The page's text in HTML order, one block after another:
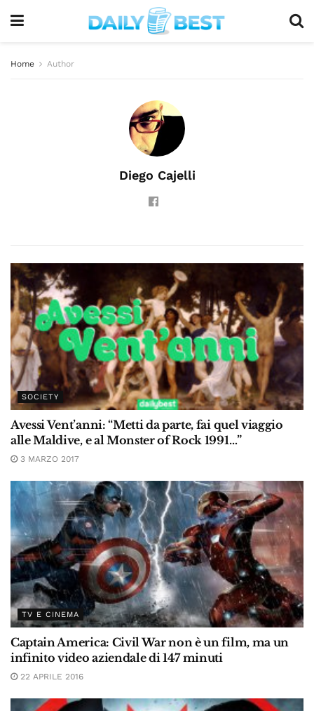
Home Author
Diego Cajelli
SOCIETY
Avessi Vent’anni: “Metti da parte, fai quel viaggio
alle Maldive, e al Monster of Rock 1991…”
3 MARZO 2017
TV E CINEMA
Captain America: Civil War non è un film, ma un
infinito video aziendale di 147 minuti
22 APRILE 2016